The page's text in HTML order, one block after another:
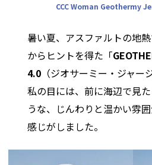
CCC Woman Geothermy
暑い夏、アスファルトの地
からヒントを得た「
4.0 （ジオサーミー・ジャー
私の目には、前に海辺で見
うな、じんわりと温かい雰
感じがしました。